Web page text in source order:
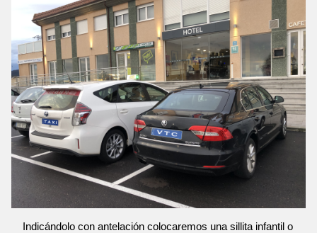
Indicándolo con antelación colocaremos una sillita infantil o